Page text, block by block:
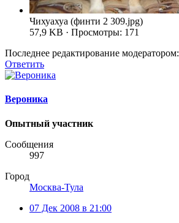
Чихуахуа (финти 2 309.jpg)
57,9 KB · Просмотры: 171
Последнее редактирование модератором:
Ответить
Вероника
Опытный участник
Сообщения
997
Город
Москва-Тула
07 Дек 2008 в 21:00